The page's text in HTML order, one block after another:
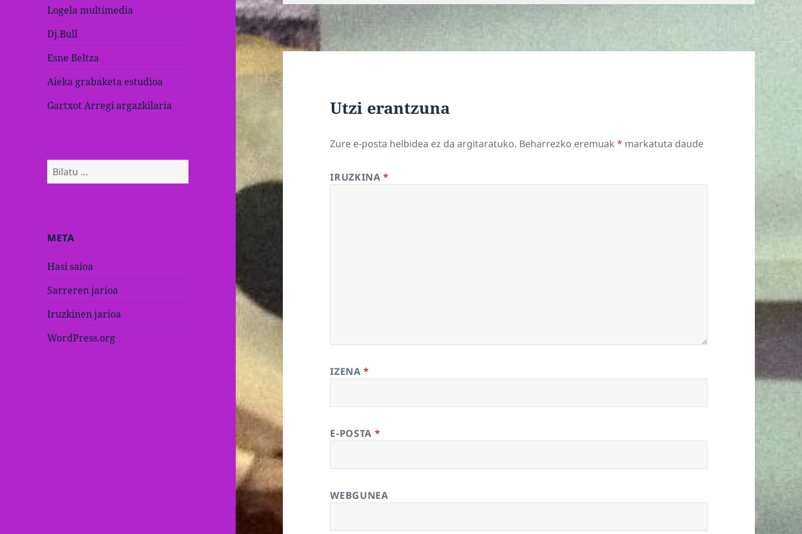
Logela multimedia
Dj.Bull
Esne Beltza
Aieka grabaketa estudioa
Gartxot Arregi argazkilaria
Bilatu:
META
Hasi saioa
Sarreren jarioa
Iruzkinen jarioa
WordPress.org
Utzi erantzuna
Zure e-posta helbidea ez da argitaratuko. Beharrezko eremuak* markatuta daude
IRUZKINA*
IZENA*
E-POSTA *
WEBGUNEA